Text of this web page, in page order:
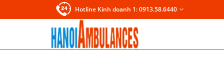
Hotline Kinh doanh 1: 0913.58.6440